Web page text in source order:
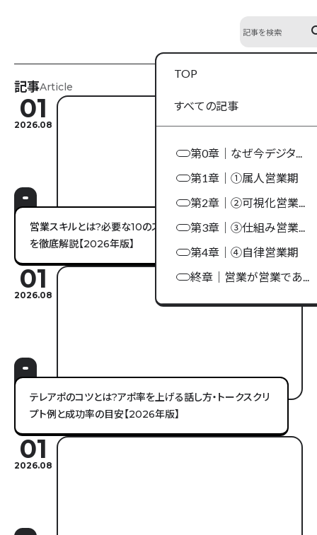
TOP
すべての記事
第0章｜なぜ今デジタ...
第1章｜①属人営業期
第2章｜②可視化営業...
第3章｜③仕組み営業...
第4章｜④自律営業期
終章｜営業が営業であ...
記事Article
01
2026.08
営業スキルとは?必要な10のスキル一覧と高め方・鍛え方
を徹底解説【2026年版】
01
2026.08
テレアポのコツとは?アポ率を上げる話し方・トークスクリ
プト例と成功率の目安【2026年版】
01
2026.08